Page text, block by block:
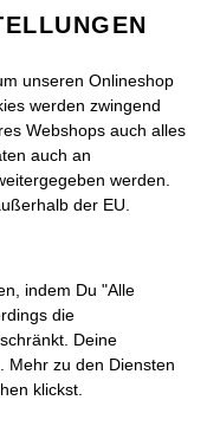
ÄNDERN
unseren Onlineshop
werden zwingend
Webshops auch alles
auch an
werden.
der EU.
indem Du "Alle
die
Deine
Mehr zu den Diensten
klickst.